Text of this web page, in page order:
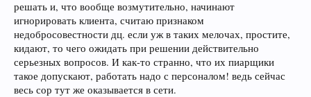
решать и, что вообще возмутительно, начинают
игнорировать клиента, считаю признаком
недобросовестности дц. если уж в таких мелочах, простите,
кидают, то чего ожидать при решении действительно
серьезных вопросов. И как-то странно, что их пиарщики
такое допускают, работать надо с персоналом! ведь сейчас
весь сор тут же оказывается в сети.